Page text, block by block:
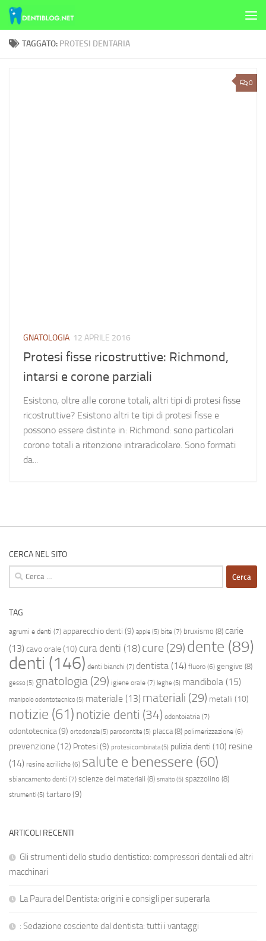
Skip to content
TAGGATO: PROTESI DENTARIA
0
GNATOLOGIA 12 APRILE 2016
Protesi fisse ricostruttive: Richmond,
intarsi e corone parziali
Esistono, oltre alle corone totali, altri tipi di protesi fisse
ricostruttive? Esistono altri te tipi di protesi fisse e
possono essere distinte in: Richmond: sono particolari
corone totali a ritenzione intraradicolare. Sono formati
da...
CERCA NEL SITO
Ricerca
per:
TAG
agrumi e denti (7) apparecchio denti (9) apple (5) bite (7) bruxismo (8) carie
(13) cavo orale(10) cura denti (18) cure (29) dente (89)
denti (146) denti bianchi (7) dentista (14) fluoro (6) gengive (8)
gesso(5) gnatologia (29) igiene orale (7) leghe (5) mandibola (15)
manipolo odontotecnico(5) materiale (13) materiali (29) metalli (10)
notizie (61) notizie denti (34) odontoiatria (7)
odontotecnica (9) ortodonzia(5) parodontite (5) placca(8) polimerizzazione (6)
prevenzione (12) Protesi (9) protesi combinata(5) pulizia denti (10) resine
(14) resine acriliche (6) salute e benessere (60)
sbiancamento denti (7) scienze dei materiali (8) smalto(5) spazzolino (8)
strumenti(5) tartaro(9)
ARTICOLI RECENTI
Gli strumenti dello studio dentistico: compressori dentali ed altri
macchinari
La Paura del Dentista: origini e consigli per superarla
: Sedazione cosciente dal dentista: tutti i vantaggi